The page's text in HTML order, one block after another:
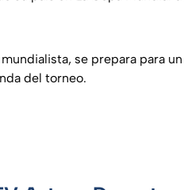
se prepara para un
del torneo.